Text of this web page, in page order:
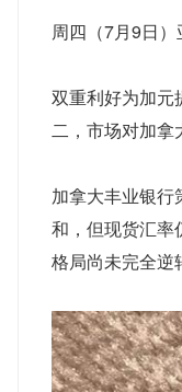
周四（7月9日
双重利好为加元
二，市场对加拿
加拿大丰业银行
和，但现货汇
格局尚未完全逆